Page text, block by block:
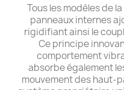
Tous les modèles de
panneaux internes
rigidifiant ainsi le
Ce principe
comportement
absorbe également
mouvement des haut-